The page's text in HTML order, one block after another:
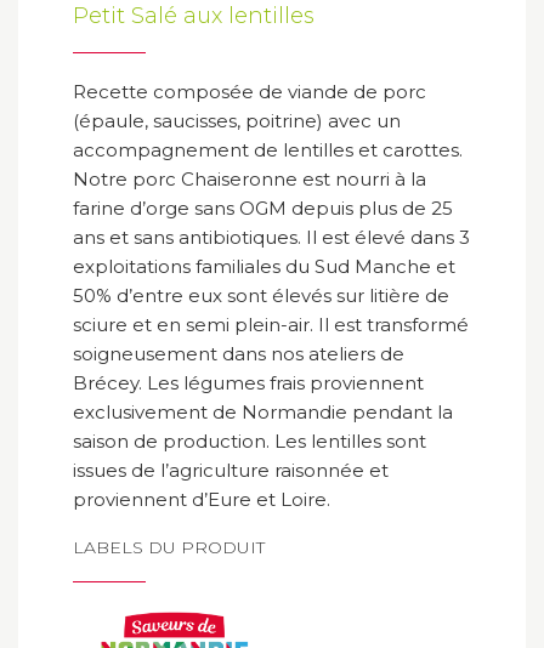
Petit Salé aux lentilles
Recette composée de viande de porc
(épaule, saucisses, poitrine) avec un
accompagnement de lentilles et carottes.
Notre porc Chaiseronne est nourri à la
farine d’orge sans OGM depuis plus de 25
ans et sans antibiotiques. Il est élevé dans 3
exploitations familiales du Sud Manche et
50% d’entre eux sont élevés sur litière de
sciure et en semi plein-air. Il est transformé
soigneusement dans nos ateliers de
Brécey. Les légumes frais proviennent
exclusivement de Normandie pendant la
saison de production. Les lentilles sont
issues de l’agriculture raisonnée et
proviennent d’Eure et Loire.
LABELS DU PRODUIT